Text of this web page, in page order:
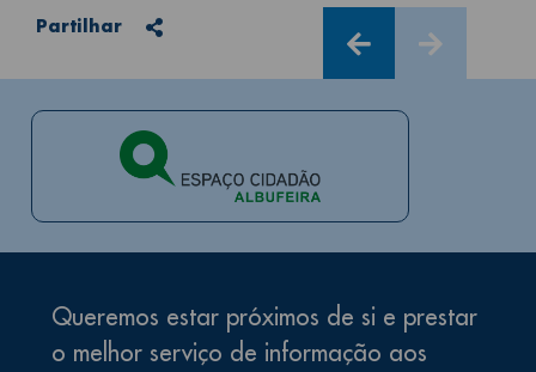
Partilhar Partilhar
Queremos estar próximos de si e prestar
o melhor serviço de informação aos